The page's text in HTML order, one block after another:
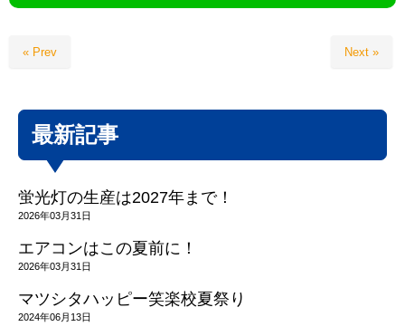
« Prev Next »
最新記事
蛍光灯の生産は2027年まで！
2026年03月31日
エアコンはこの夏前に！
2026年03月31日
マツシタハッピー笑楽校夏祭り
2024年06月13日